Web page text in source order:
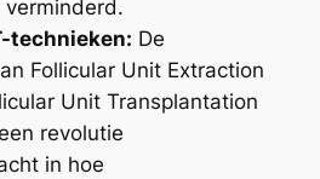
technieken: De
Follicular Unit Extraction
Unit Transplantation
revolutie
in hoe